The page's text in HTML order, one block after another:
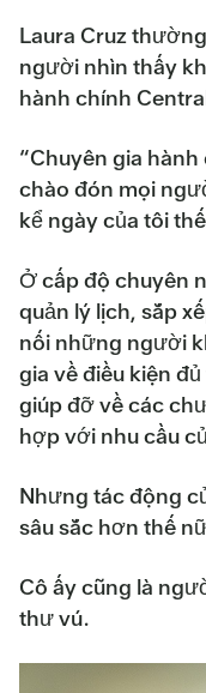
Laura Cruz
người nhìn thấy
hành chính
“Chuyên gia
chào đón mọi
kể ngày của tôi
Ở cấp độ chuyên
quản lý lịch, sắp
nối những người
gia về điều kiện
giúp đỡ về các
hợp với nhu cầu
Nhưng tác động
sâu sắc hơn thế
Cô ấy cũng là
thư vú.